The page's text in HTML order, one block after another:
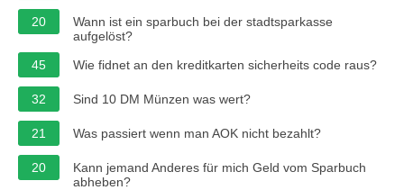
20
Wann ist ein sparbuch bei der stadtsparkasse
aufgelöst?
45
Wie fidnet an den kreditkarten sicherheits code raus?
32 Sind 10 DM Münzen was wert?
21 Was passiert wenn man AOK nicht bezahlt?
20
Kann jemand Anderes für mich Geld vom Sparbuch
abheben?